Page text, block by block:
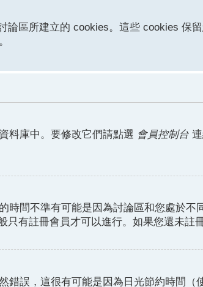
論區所建立的 cookies。這些 cookies
料庫中。要修改它們請點選 會員控制台
時間不準有可能是因為討論區和您處於
有註冊會員才可以進行。如果您還未註
錯誤，這很有可能是因為日光節約時間